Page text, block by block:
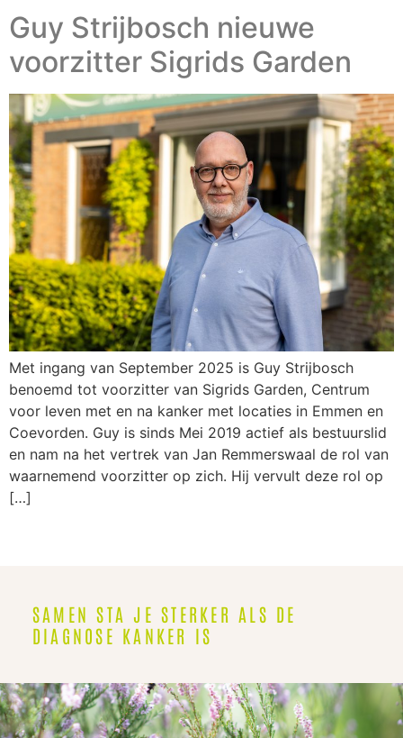
Guy Strijbosch nieuwe
voorzitter Sigrids Garden
Met ingang van September 2025 is Guy Strijbosch
benoemd tot voorzitter van Sigrids Garden, Centrum
voor leven met en na kanker met locaties in Emmen en
Coevorden. Guy is sinds Mei 2019 actief als bestuurslid
en nam na het vertrek van Jan Remmerswaal de rol van
waarnemend voorzitter op zich. Hij vervult deze rol op
[…]
SAMEN STA JE STERKER ALS DE
DIAGNOSE KANKER IS